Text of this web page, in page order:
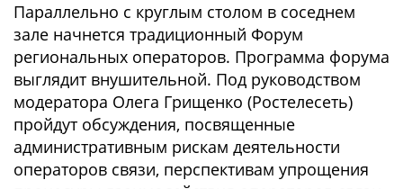
Параллельно с круглым столом в соседнем
зале начнется традиционный Форум
региональных операторов. Программа форума
выглядит внушительной. Под руководством
модератора Олега Грищенко (Ростелесеть)
пройдут обсуждения, посвященные
административным рискам деятельности
операторов связи, перспективам упрощения